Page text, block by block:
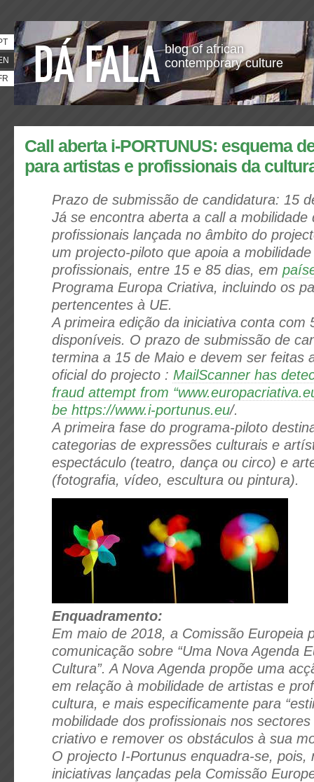
blog of african
contemporary culture
Call aberta i-PORTUNUS: esquema
para artistas e profissionais da
Prazo de submissão de candidatura: 15
Já se encontra aberta a call a mobilidade
profissionais lançada no âmbito do
um projecto-piloto que apoia a
profissionais, entre 15 e 85 dias, em
Programa Europa Criativa, incluindo os
pertencentes à UE.
A primeira edição da iniciativa conta com
disponíveis. O prazo de submissão de
termina a 15 de Maio e devem ser feitas
oficial do projecto : MailScanner has
fraud attempt from
be https://www.i-portunus.eu/.
A primeira fase do programa-piloto
categorias de expressões culturais e
espectáculo (teatro, dança ou circo) e
(fotografia, vídeo, escultura ou pintura).
Enquadramento:
Em maio de 2018, a Comissão Europeia
comunicação sobre “Uma Nova Agenda
Cultura”. A Nova Agenda propõe uma
em relação à mobilidade de artistas e
cultura, e mais especificamente para
mobilidade dos profissionais nos
criativo e remover os obstáculos à sua
O projecto I-Portunus enquadra-se, pois,
iniciativas lançadas pela Comissão